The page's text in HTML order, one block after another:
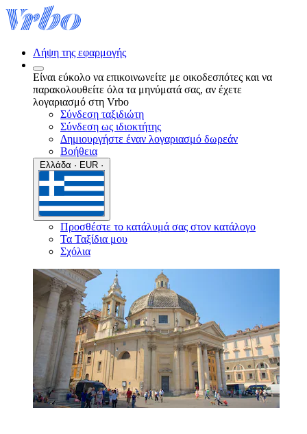
Λήψη της εφαρμογής
Είναι εύκολο να επικοινωνείτε με οικοδεσπότες και να
παρακολουθείτε όλα τα μηνύματά σας, αν έχετε
λογαριασμό στη Vrbo
Σύνδεση ταξιδιώτη
Σύνδεση ως ιδιοκτήτης
Δημιουργήστε έναν λογαριασμό δωρεάν
Βοήθεια
Προσθέστε το κατάλυμά σας στον κατάλογο
Τα Ταξίδια μου
Σχόλια